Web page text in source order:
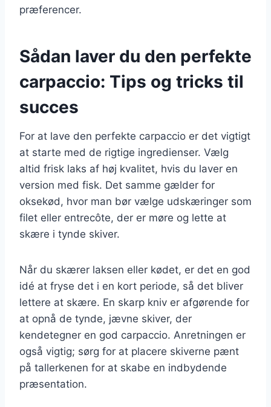
præferencer.
Sådan laver du den perfekte
carpaccio: Tips og tricks til
succes
For at lave den perfekte carpaccio er det vigtigt
at starte med de rigtige ingredienser. Vælg
altid frisk laks af høj kvalitet, hvis du laver en
version med fisk. Det samme gælder for
oksekød, hvor man bør vælge udskæringer som
filet eller entrecôte, der er møre og lette at
skære i tynde skiver.
Når du skærer laksen eller kødet, er det en god
idé at fryse det i en kort periode, så det bliver
lettere at skære. En skarp kniv er afgørende for
at opnå de tynde, jævne skiver, der
kendetegner en god carpaccio. Anretningen er
også vigtig; sørg for at placere skiverne pænt
på tallerkenen for at skabe en indbydende
præsentation.